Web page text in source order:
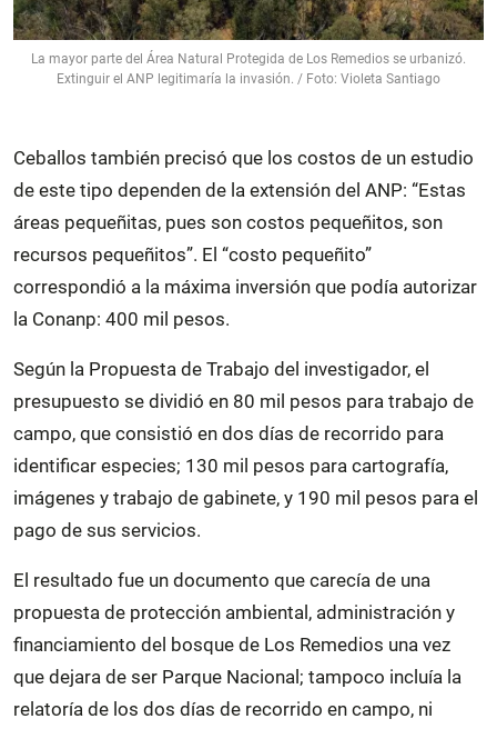
La mayor parte del Área Natural Protegida de Los Remedios se urbanizó.
Extinguir el ANP legitimaría la invasión. / Foto: Violeta Santiago
Ceballos también precisó que los costos de un estudio
de este tipo dependen de la extensión del ANP: “Estas
áreas pequeñitas, pues son costos pequeñitos, son
recursos pequeñitos”. El “costo pequeñito”
correspondió a la máxima inversión que podía autorizar
la Conanp: 400 mil pesos.
Según la Propuesta de Trabajo del investigador, el
presupuesto se dividió en 80 mil pesos para trabajo de
campo, que consistió en dos días de recorrido para
identificar especies; 130 mil pesos para cartografía,
imágenes y trabajo de gabinete, y 190 mil pesos para el
pago de sus servicios.
El resultado fue un documento que carecía de una
propuesta de protección ambiental, administración y
financiamiento del bosque de Los Remedios una vez
que dejara de ser Parque Nacional; tampoco incluía la
relatoría de los dos días de recorrido en campo, ni